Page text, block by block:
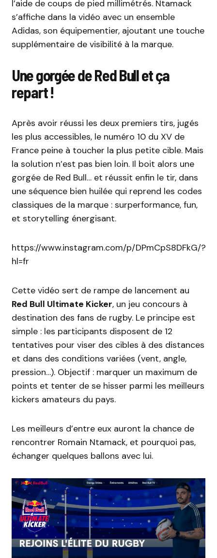
l’aide de coups de pied millimétrés. Ntamack
s’affiche dans la vidéo avec un ensemble
Adidas, son équipementier, ajoutant une touche
supplémentaire de visibilité à la marque.
Une gorgée de Red Bull et ça
repart !
Après avoir réussi les deux premiers tirs, jugés
les plus accessibles, le numéro 10 du XV de
France peine à toucher la plus petite cible. Mais
la solution n’est pas bien loin. Il boit alors une
gorgée de Red Bull… et réussit enfin le tir, dans
une séquence bien huilée qui reprend les codes
classiques de la marque : surperformance, fun,
et storytelling énergisant.
https://www.instagram.com/p/DPmCpS8DFkG/?
hl=fr
Cette vidéo sert de rampe de lancement au
Red Bull Ultimate Kicker, un jeu concours à
destination des fans de rugby. Le principe est
simple : les participants disposent de 12
tentatives pour viser des cibles à des distances
et dans des conditions variées (vent, angle,
pression…). Objectif : marquer un maximum de
points et tenter de se hisser parmi les meilleurs
kickers amateurs du pays.
Les meilleurs d’entre eux auront la chance de
rencontrer Romain Ntamack, et pourquoi pas,
échanger quelques ballons avec lui.